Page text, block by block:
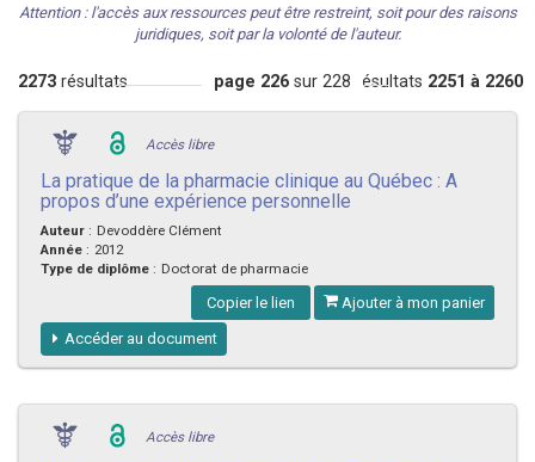
Attention : l'accès aux ressources peut être restreint, soit pour des raisons
juridiques, soit par la volonté de l'auteur.
2273 résultats page 226 sur 228 Résultats 2251 à 2260
Accès libre
La pratique de la pharmacie clinique au Québec : A
propos d’une expérience personnelle
Auteur : Devoddère Clément
Année : 2012
Type de diplôme : Doctorat de pharmacie
Copier le lien Ajouter à mon panier
Accéder au document
Accès libre